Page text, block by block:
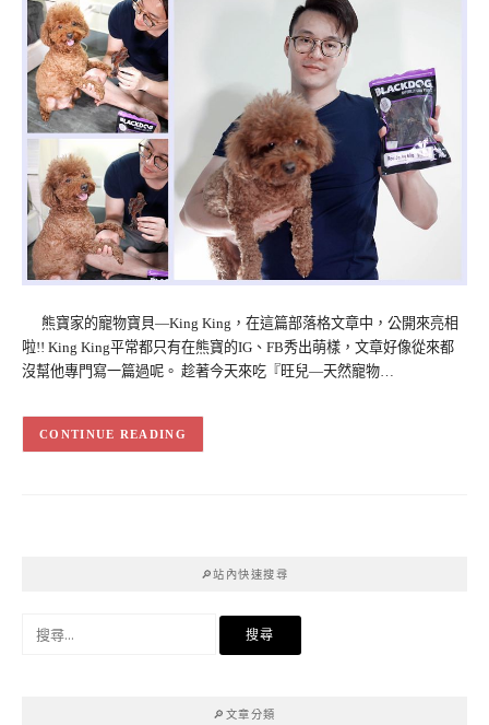
熊寶家的寵物寶貝—King King，在這篇部落格文章中，公開來亮相
啦!! King King平常都只有在熊寶的IG、FB秀出萌樣，文章好像從來都
沒幫他專門寫一篇過呢。 趁著今天來吃『旺兒—天然寵物…
CONTINUE READING
🔎站內快速搜尋
🔎文章分類